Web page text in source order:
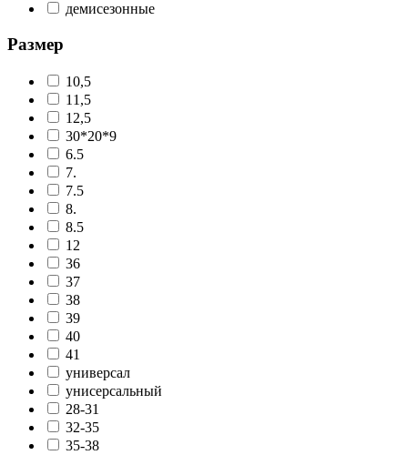
демисезонные
Размер
10,5
11,5
12,5
30*20*9
6.5
7.
7.5
8.
8.5
12
36
37
38
39
40
41
универсал
унисерсальный
28-31
32-35
35-38